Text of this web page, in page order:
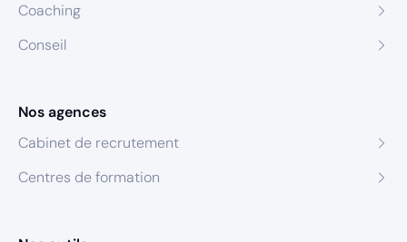
Coaching
Conseil
Nos agences
Cabinet de recrutement
Centres de formation